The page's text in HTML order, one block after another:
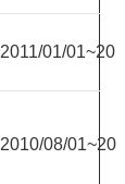
2011/01/
2010/08/